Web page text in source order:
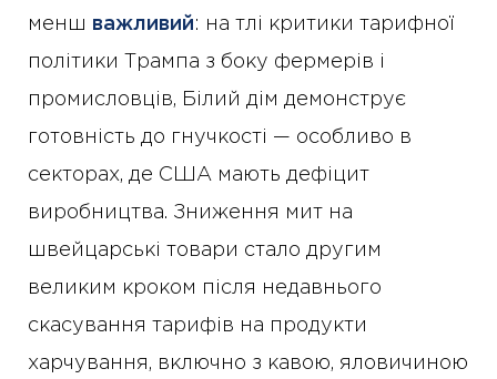
менш важливий: на тлі критики тарифної
політики Трампа з боку фермерів і
промисловців, Білий дім демонструє
готовність до гнучкості — особливо в
секторах, де США мають дефіцит
виробництва. Зниження мит на
швейцарські товари стало другим
великим кроком після недавнього
скасування тарифів на продукти
харчування, включно з кавою, яловичиною